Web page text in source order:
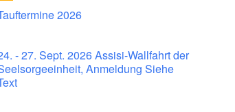
2026
- 27. Sept. 2026 Assisi-Wallfahrt der
Anmeldung Siehe